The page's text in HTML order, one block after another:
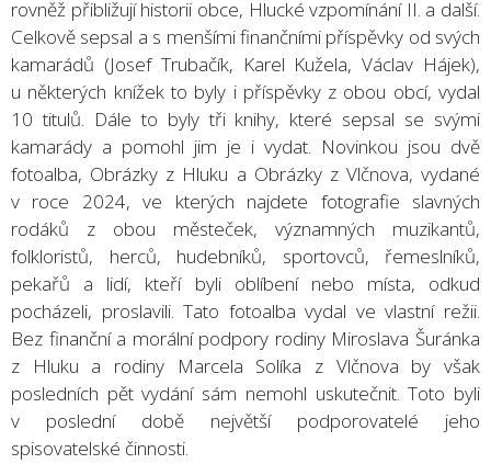
rovněž přibližují historii obce, Hlucké vzpomínání II. a další.
Celkově sepsal a s menšími finančními příspěvky od svých
kamarádů (Josef Trubačík, Karel Kužela, Václav Hájek),
u některých knížek to byly i příspěvky z obou obcí, vydal
10 titulů. Dále to byly tři knihy, které sepsal se svými
kamarády a pomohl jim je i vydat. Novinkou jsou dvě
fotoalba, Obrázky z Hluku a Obrázky z Vlčnova, vydané
v roce 2024, ve kterých najdete fotografie slavných
rodáků z obou městeček, významných muzikantů,
folkloristů, herců, hudebníků, sportovců, řemeslníků,
pekařů a lidí, kteří byli oblíbení nebo místa, odkud
pocházeli, proslavili. Tato fotoalba vydal ve vlastní režii.
Bez finanční a morální podpory rodiny Miroslava Šuránka
z Hluku a rodiny Marcela Solíka z Vlčnova by však
posledních pět vydání sám nemohl uskutečnit. Toto byli
v poslední době největší podporovatelé jeho
spisovatelské činnosti.